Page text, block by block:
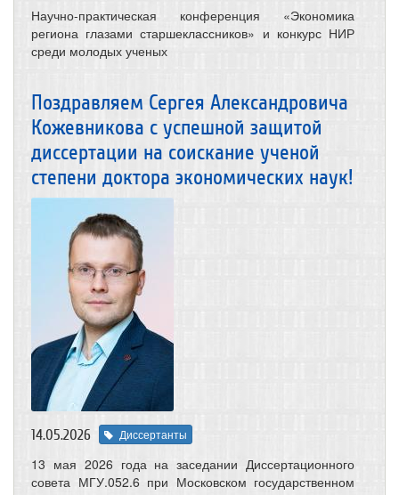
Научно-практическая конференция «Экономика
региона глазами старшеклассников» и конкурс НИР
среди молодых ученых
Поздравляем Сергея Александровича
Кожевникова с успешной защитой
диссертации на соискание ученой
степени доктора экономических наук!
14.05.2026 Диссертанты
13 мая 2026 года на заседании Диссертационного
совета МГУ.052.6 при Московском государственном